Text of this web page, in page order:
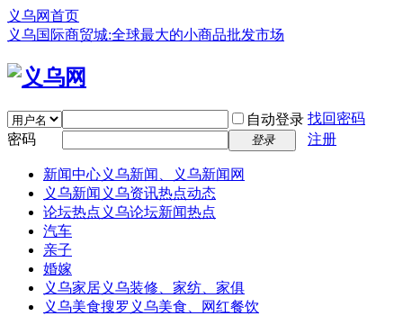
义乌网首页
义乌国际商贸城:全球最大的小商品批发市场
自动登录 找回密码
密码
登录 注册
新闻中心义乌新闻、义乌新闻网
义乌新闻 义乌资讯热点动态
论坛热点 义乌论坛新闻热点
汽车
亲子
婚嫁
义乌家居义乌装修、家纺、家俱
义乌美食搜罗义乌美食、网红餐饮